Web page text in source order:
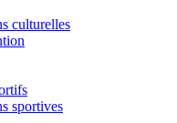
culturelles
sportives